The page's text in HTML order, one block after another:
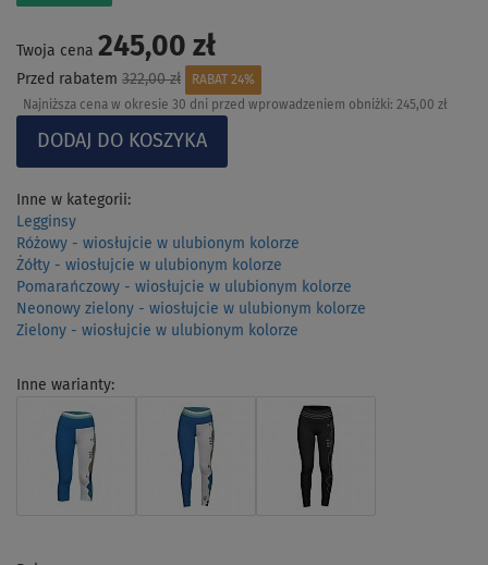
Twoja cena 245,00 zł
Przed rabatem 322,00 zł
RABAT 24%
Najniższa cena w okresie 30 dni przed wprowadzeniem obniżki: 245,00 zł
Inne w kategorii:
Legginsy
Różowy - wiosłujcie w ulubionym kolorze
Żółty - wiosłujcie w ulubionym kolorze
Pomarańczowy - wiosłujcie w ulubionym kolorze
Neonowy zielony - wiosłujcie w ulubionym kolorze
Zielony - wiosłujcie w ulubionym kolorze
Inne warianty: